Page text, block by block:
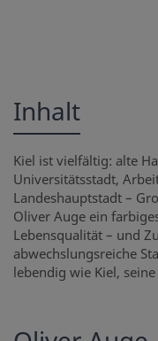
Inhalt
Kiel ist vielfältig: alte
Universitätsstadt,
Landeshauptstadt –
Oliver Auge ein
Lebensqualität – und
abwechslungsreiche
lebendig wie Kiel,